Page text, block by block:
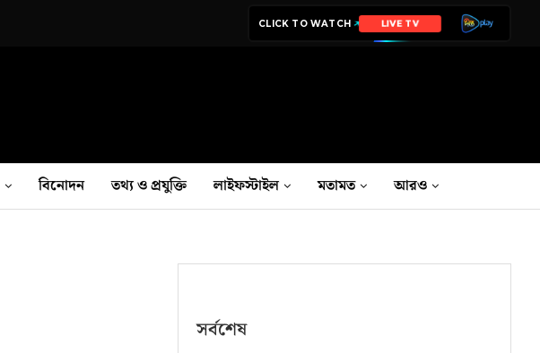
CLICK TO WATCH LIVE TV
বিনোদন তথ‍্য ও প্রযুক্তি লাইফস্টাইল মতামত আরও
সর্বশেষ